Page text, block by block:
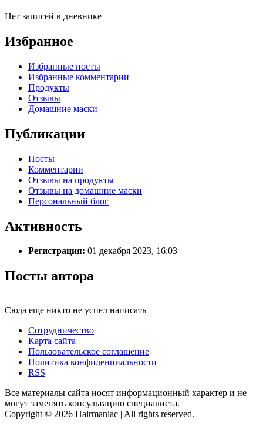
Нет записей в дневнике
Избранное
Избранные посты
Избранные комментарии
Продукты
Отзывы
Домашние маски
Публикации
Посты
Комментарии
Отзывы на продукты
Отзывы на домашние маски
Персональный блог
Активность
Регистрация: 01 декабря 2023, 16:03
Посты автора
Сюда еще никто не успел написать
Сотрудничество
Карта сайта
Пользовательское соглашение
Политика конфиденциальности
RSS
Все материалы сайта носят информационный характер и не
могут заменять консультацию специалиста.
Copyright © 2026 Hairmaniac | All rights reserved.